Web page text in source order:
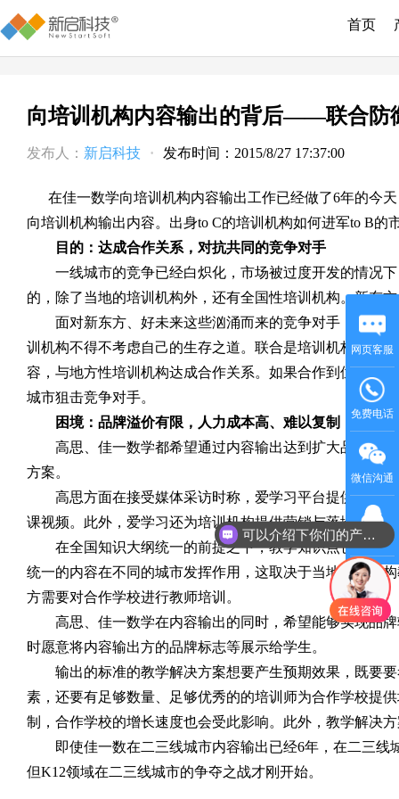
首页
向培训机构内容输出的背后——联合防
发布人： 新启科技 · 发布时间：2015/8/27 17:37:00
在佳一数学向培训机构内容输出工作已经做了6年的今
向培训机构输出内容。出身to C的培训机构如何进军to B的
目的：达成合作关系，对抗共同的竞争对手
一线城市的竞争已经白炽化，市场被过度开发的情况下
的，除了当地的培训机构外，还有全国性培训机构。新东
面对新东方、好未来这些汹涌而来的竞争对手，无论是
训机构不得不考虑自己的生存之道。联合是培训机构们普
容，与地方性培训机构达成合作关系。如果合作到位，不
城市狙击竞争对手。
困境：品牌溢价有限，人力成本高、难以复制
高思、佳一数学都希望通过内容输出达到扩大品牌辐射
方案。
高思方面在接受媒体采访时称，爱学习平台提供一站式
课视频。此外，爱学习还为培训机构提供营销与落地支持
在全国知识大纲统一的前提之下，教学知识点也是统一
统一的内容在不同的城市发挥作用，这取决于当地培训机
方需要对合作学校进行教师培训。
高思、佳一数学在内容输出的同时，希望能够实现品牌
时愿意将内容输出方的品牌标志等展示给学生。
输出的标准的教学解决方案想要产生预期效果，既要要
素，还要有足够数量、足够优秀的的培训师为合作学校提
制，合作学校的增长速度也会受此影响。此外，教学解决
即使佳一数在二三线城市内容输出已经6年，在二三线
但K12领域在二三线城市的争夺之战才刚开始。
网页客服
免费电话
微信沟通
QQ客服
可以介绍下你们的产品么